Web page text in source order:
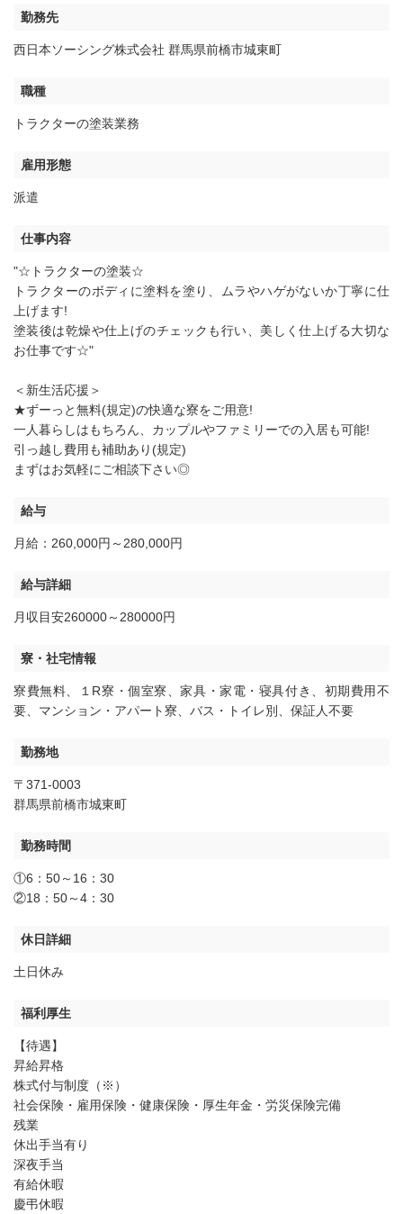
勤務先
西日本ソーシング株式会社 群馬県前橋市城東町
職種
トラクターの塗装業務
雇用形態
派遣
仕事内容
"☆トラクターの塗装☆
トラクターのボディに塗料を塗り、ムラやハゲがないか丁寧に仕
上げます!
塗装後は乾燥や仕上げのチェックも行い、美しく仕上げる大切な
お仕事です☆"
＜新生活応援＞
★ずーっと無料(規定)の快適な寮をご用意!
一人暮らしはもちろん、カップルやファミリーでの入居も可能!
引っ越し費用も補助あり(規定)
まずはお気軽にご相談下さい◎
給与
月給：260,000円～280,000円
給与詳細
月収目安260000～280000円
寮・社宅情報
寮費無料 １R寮・個室寮 、家具・家電・寝具付き
初期費用不
要
マンション・アパート寮 バス・トイレ別 保証人不要
勤務地
〒371-0003
群馬県前橋市城東町
勤務時間
①6：50～16：30
②18：50～4：30
休日詳細
土日休み
福利厚生
【待遇】
昇給昇格
株式付与制度（※）
社会保険・雇用保険・健康保険・厚生年金・労災保険完備
残業
休出手当有り
深夜手当
有給休暇
慶弔休暇